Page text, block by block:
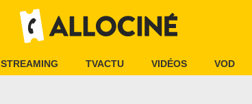
STREAMING TVACTU VIDÉOS VOD